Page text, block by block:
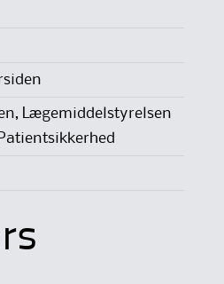
Lægemiddelstyrelsen